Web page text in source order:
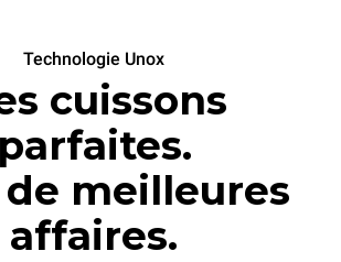
Technologie Unox
cuissons
parfaites.
de meilleures
affaires.